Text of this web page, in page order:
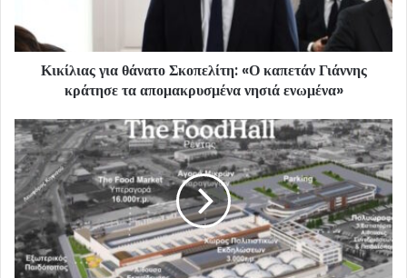
Κικίλιας για θάνατο Σκοπελίτη: «Ο καπετάν Γιάννης
κράτησε τα απομακρυσμένα νησιά ενωμένα»